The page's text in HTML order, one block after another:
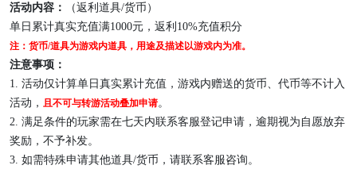
活动内容：
（返利 道具/货币 ）
单日 累计真实充值满1000元 ， 返利 10%充值积分
注：货币/道具为游戏内道具，用途及描述以游戏内为准。
注意事项：
1. 活动仅计算单日真实累计充值，游戏内赠送的货币、代币等不计入
活动，
且不可与转游活动叠加申请。
2. 满足条件的玩家需在七天内联系客服登记申请，逾期视为自愿放弃
奖励，不予补发。
3. 如需特殊申请其他道具/货币，请联系客服咨询。